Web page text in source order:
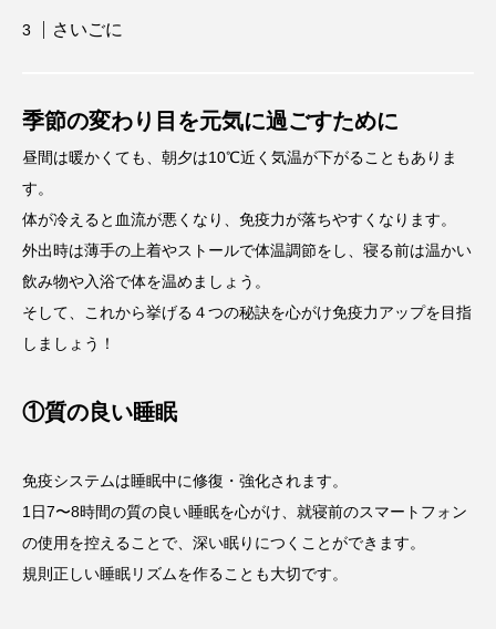
さいごに
季節の変わり目を元気に過ごすために
昼間は暖かくても、朝夕は10℃近く気温が下がることもありま
す。
体が冷えると血流が悪くなり、免疫力が落ちやすくなります。
外出時は薄手の上着やストールで体温調節をし、寝る前は温かい
飲み物や入浴で体を温めましょう。
そして、これから挙げる４つの秘訣を心がけ免疫力アップを目指
しましょう！
①質の良い睡眠
免疫システムは睡眠中に修復・強化されます。
1日7〜8時間の質の良い睡眠を心がけ、就寝前のスマートフォン
の使用を控えることで、深い眠りにつくことができます。
規則正しい睡眠リズムを作ることも大切です。